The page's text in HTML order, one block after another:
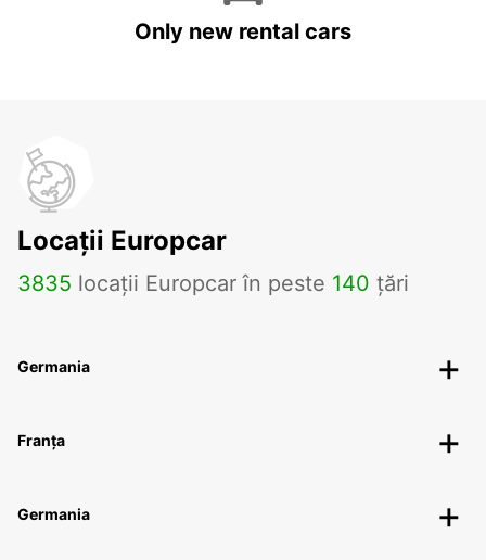
Only new rental cars
Locații Europcar
3835 locații Europcar în peste 140 țări
Germania
Franța
Germania